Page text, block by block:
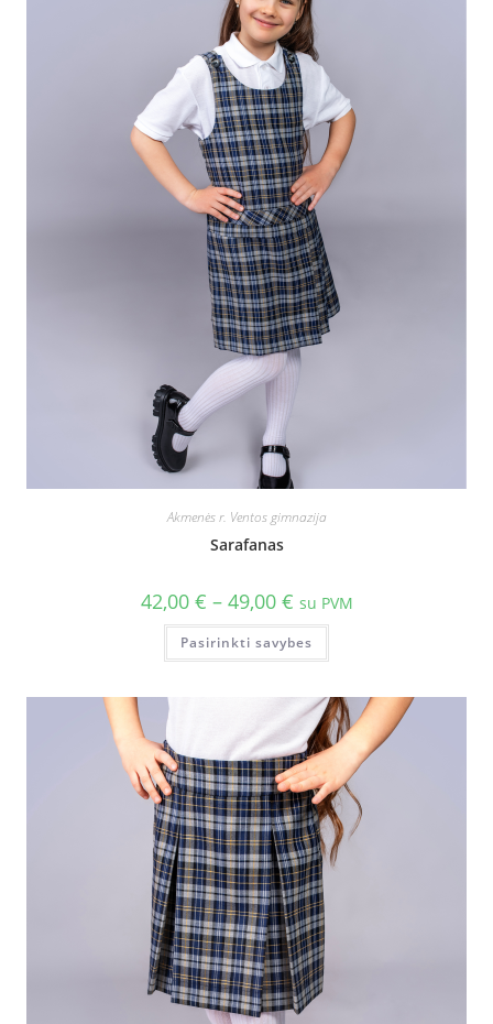
Akmenės r. Ventos gimnazija
Sarafanas
42,00 € – 49,00 € su PVM
Pasirinkti savybes